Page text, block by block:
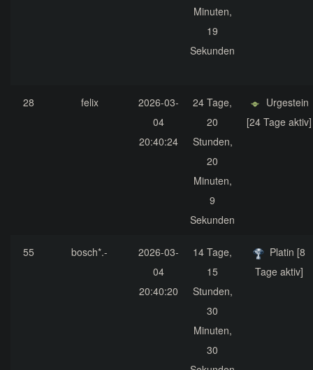
Minuten,
19
Sekunden
28 felix
2026-03-
04
20:40:24
24 Tage,
20
Stunden,
20
Minuten,
9
Sekunden
Urgestein
[24 Tage aktiv]
55 bosch*.-
2026-03-
04
20:40:20
14 Tage,
15
Stunden,
30
Minuten,
30
Platin [8
Tage aktiv]